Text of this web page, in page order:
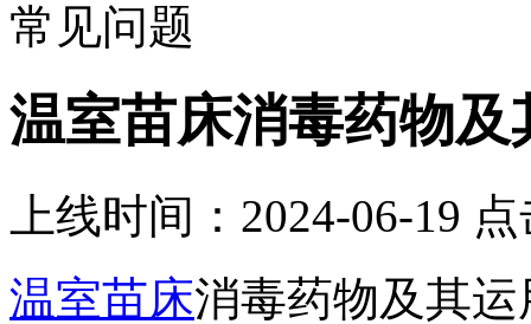
常见问题
温室苗床消毒药物及
上线时间：2024-06-19
温室苗床消毒药物及其